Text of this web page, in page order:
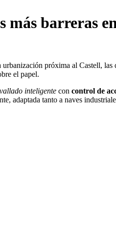
barreras
próxima al Castell, las
el papel.
vallado inteligente con control de
adaptada tanto a naves